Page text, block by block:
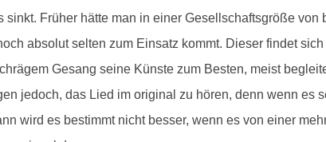
Früher hätte man in einer Gesellschaftsgröße von
absolut selten zum Einsatz kommt. Dieser findet
Gesang seine Künste zum Besten, meist
jedoch, das Lied im original zu hören, denn wenn es
wird es bestimmt nicht besser, wenn es von einer